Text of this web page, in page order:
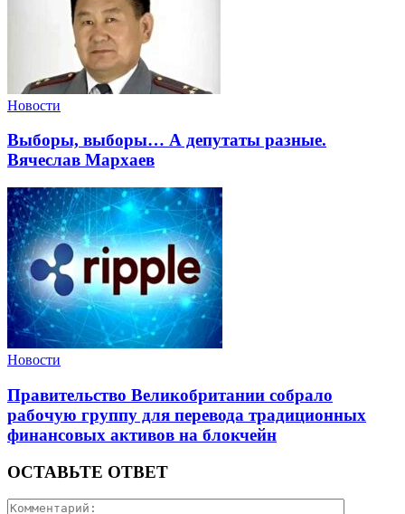
Новости
Выборы, выборы… А депутаты разные.
Вячеслав Мархаев
Новости
Правительство Великобритании собрало
рабочую группу для перевода традиционных
финансовых активов на блокчейн
ОСТАВЬТЕ ОТВЕТ